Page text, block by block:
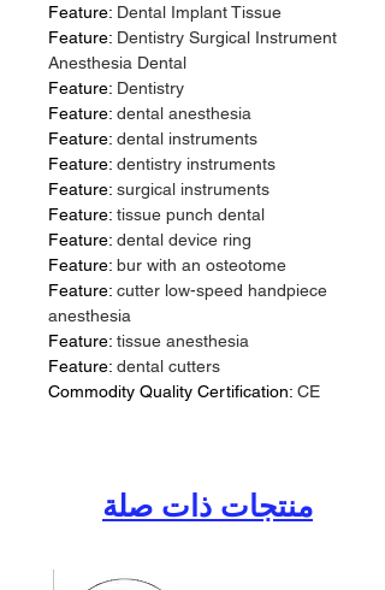
Feature: Dental Implant Tissue
Feature: Dentistry Surgical Instrument
Anesthesia Dental
Feature: Dentistry
Feature: dental anesthesia
Feature: dental instruments
Feature: dentistry instruments
Feature: surgical instruments
Feature: tissue punch dental
Feature: dental device ring
Feature: bur with an osteotome
Feature: cutter low-speed handpiece
anesthesia
Feature: tissue anesthesia
Feature: dental cutters
Commodity Quality Certification: CE
منتجات ذات صلة